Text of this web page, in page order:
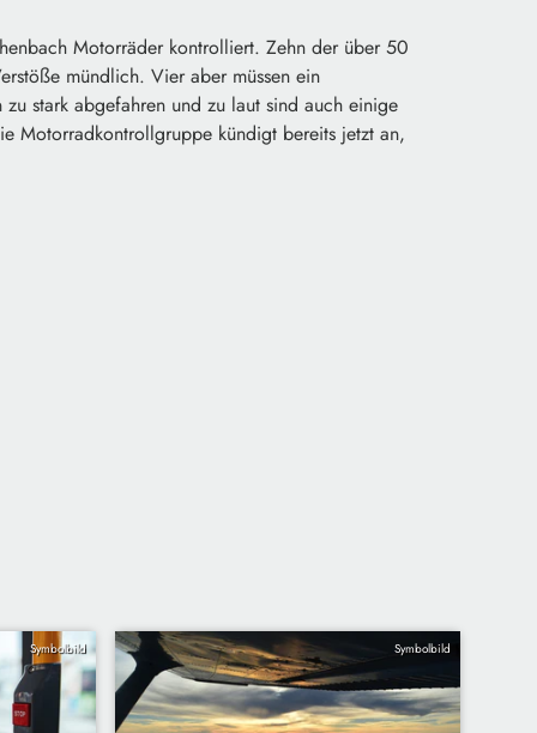
Motorräder kontrolliert. Zehn der über 50
mündlich. Vier aber müssen ein
stark abgefahren und zu laut sind auch einige
Motorradkontrollgruppe kündigt bereits jetzt an,
Symbolbild Symbolbild